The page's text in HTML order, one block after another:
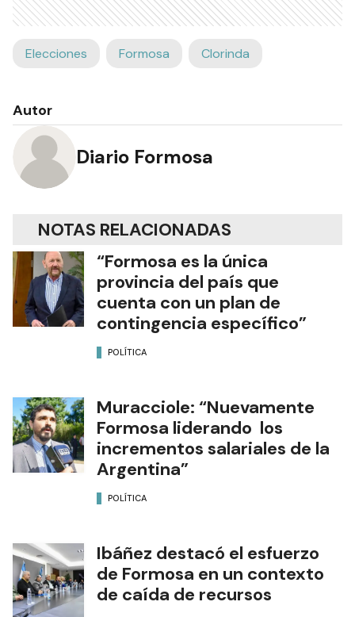
Elecciones Formosa Clorinda
Autor
Diario Formosa
NOTAS RELACIONADAS
“Formosa es la única
provincia del país que
cuenta con un plan de
contingencia específico”
POLÍTICA
Muracciole: “Nuevamente
Formosa liderando los
incrementos salariales de la
Argentina”
POLÍTICA
Ibáñez destacó el esfuerzo
de Formosa en un contexto
de caída de recursos